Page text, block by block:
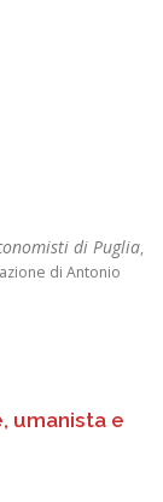
di Puglia,
di Antonio
umanista e